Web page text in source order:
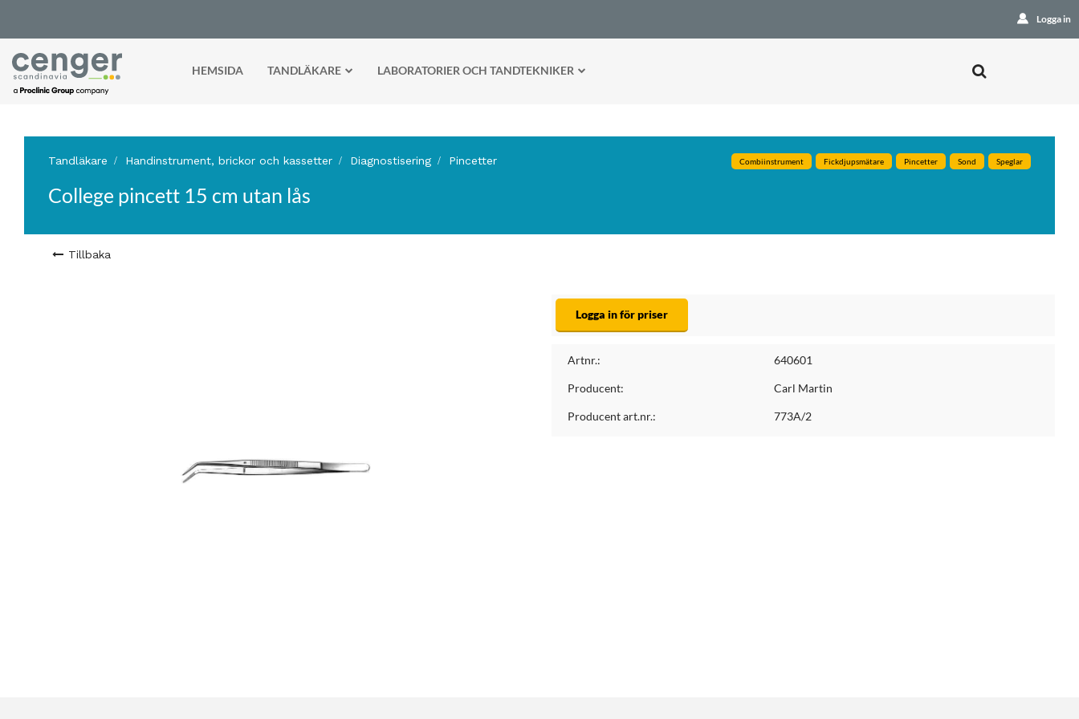
Logga in
HEMSIDA TANDLÄKARE LABORATORIER OCH TANDTEKNIKER
Tandläkare Handinstrument, brickor och kassetter Diagnostisering Pincetter Combiinstrument Fickdjupsmätare Pincetter Sond Speglar
College pincett 15 cm utan lås
Tillbaka
Logga in för priser
Artnr.: 640601
Producent: Carl Martin
Producent art.nr.: 773A/2